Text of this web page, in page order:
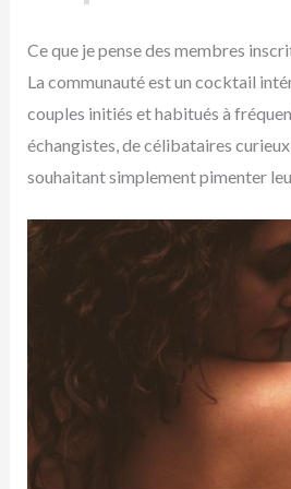
Ce que je pense des membres
La communauté est un cocktail
couples initiés et habitués à
échangistes, de célibataires
souhaitant simplement pimenter